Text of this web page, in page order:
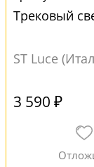
Трековый
ST Luce
3 590 ₽